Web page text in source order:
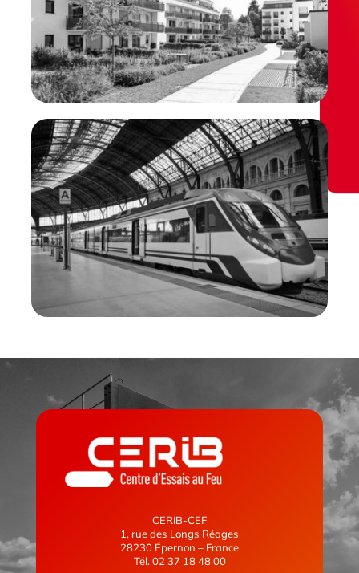
CERIB-CEF
1, rue des Longs Réages
28230 Épernon – France
Tél. 02 37 18 48 00